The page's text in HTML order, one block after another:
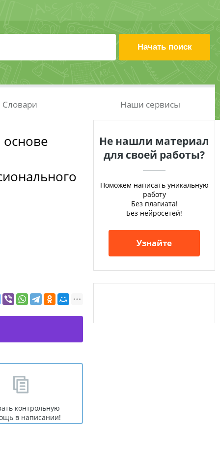
Словари Наши сервисы
основе
контрольную
в написании!
Не нашли материал
для своей работы?
Поможем написать уникальную
работу
Без плагиата!
Без нейросетей!
Узнайте